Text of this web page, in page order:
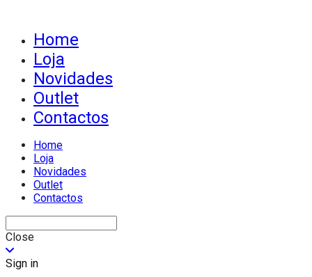
Home
Loja
Novidades
Outlet
Contactos
Home
Loja
Novidades
Outlet
Contactos
Close
Sign in